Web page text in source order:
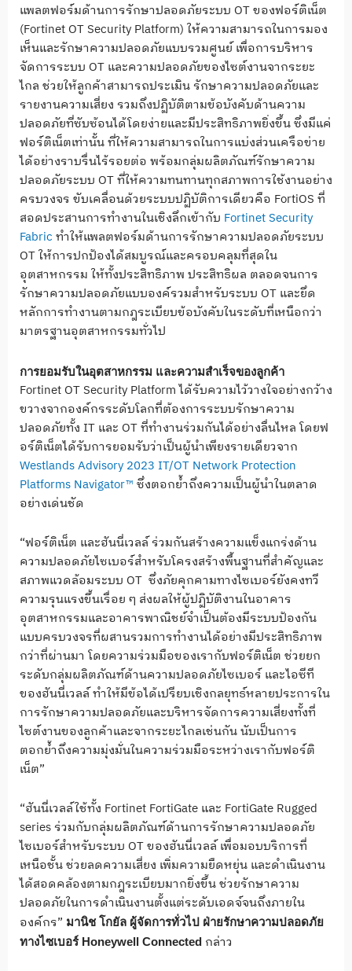
แพลตฟอร์มด้านการรักษาปลอดภัยระบบ OT ของฟอร์ติเน็ต
(Fortinet OT Security Platform) ให้ความสามารถในการมอง
เห็นและรักษาความปลอดภัยแบบรวมศูนย์ เพื่อการบริหาร
จัดการระบบ OT และความปลอดภัยของไซต์งานจากระยะ
ไกล ช่วยให้ลูกค้าสามารถประเมิน รักษาความปลอดภัยและ
รายงานความเสี่ยง รวมถึงปฏิบัติตามข้อบังคับด้านความ
ปลอดภัยที่ซับซ้อนได้โดยง่ายและมีประสิทธิภาพยิ่งขึ้น ซึ่งมีแค่
ฟอร์ติเน็ตเท่านั้น ที่ให้ความสามารถในการแบ่งส่วนเครือข่าย
ได้อย่างราบรื่นไร้รอยต่อ พร้อมกลุ่มผลิตภัณฑ์รักษาความ
ปลอดภัยระบบ OT ที่ให้ความทนทานทุกสภาพการใช้งานอย่าง
ครบวงจร ขับเคลื่อนด้วยระบบปฏิบัติการเดียวคือ FortiOS ที่
สอดประสานการทำงานในเชิงลึกเข้ากับ Fortinet Security
Fabric ทำให้แพลตฟอร์มด้านการรักษาความปลอดภัยระบบ
OT ให้การปกป้องได้สมบูรณ์และครอบคลุมที่สุดใน
อุตสาหกรรม ให้ทั้งประสิทธิภาพ ประสิทธิผล ตลอดจนการ
รักษาความปลอดภัยแบบองค์รวมสำหรับระบบ OT และยึด
หลักการทำงานตามกฎระเบียบข้อบังคับในระดับที่เหนือกว่า
มาตรฐานอุตสาหกรรมทั่วไป
การยอมรับในอุตสาหกรรม และความสำเร็จของลูกค้า
Fortinet OT Security Platform ได้รับความไว้วางใจอย่างกว้าง
ขวางจากองค์กรระดับโลกที่ต้องการระบบรักษาความ
ปลอดภัยทั้ง IT และ OT ที่ทำงานร่วมกันได้อย่างลื่นไหล โดยฟ
อร์ติเน็ตได้รับการยอมรับว่าเป็นผู้นำเพียงรายเดียวจาก
Westlands Advisory 2023 IT/OT Network Protection
Platforms Navigator™ ซึ่งตอกย้ำถึงความเป็นผู้นำในตลาด
อย่างเด่นชัด
“ฟอร์ติเน็ต และฮันนี่เวลล์ ร่วมกันสร้างความแข็งแกร่งด้าน
ความปลอดภัยไซเบอร์สำหรับโครงสร้างพื้นฐานที่สำคัญและ
สภาพแวดล้อมระบบ OT ซึ่งภัยคุกคามทางไซเบอร์ยังคงทวี
ความรุนแรงขึ้นเรื่อย ๆ ส่งผลให้ผู้ปฏิบัติงานในอาคาร
อุตสาหกรรมและอาคารพาณิชย์จำเป็นต้องมีระบบป้องกัน
แบบครบวงจรที่ผสานรวมการทำงานได้อย่างมีประสิทธิภาพ
กว่าที่ผ่านมา โดยความร่วมมือของเรากับฟอร์ติเน็ต ช่วยยก
ระดับกลุ่มผลิตภัณฑ์ด้านความปลอดภัยไซเบอร์ และไอซีที
ของฮันนี่เวลล์ ทำให้มีข้อได้เปรียบเชิงกลยุทธ์หลายประการใน
การรักษาความปลอดภัยและบริหารจัดการความเสี่ยงทั้งที่
ไซต์งานของลูกค้าและจากระยะไกลเช่นกัน นับเป็นการ
ตอกย้ำถึงความมุ่งมั่นในความร่วมมือระหว่างเรากับฟอร์ติ
เน็ต”
“ฮันนี่เวลล์ใช้ทั้ง Fortinet FortiGate และ FortiGate Rugged
series ร่วมกับกลุ่มผลิตภัณฑ์ด้านการรักษาความปลอดภัย
ไซเบอร์สำหรับระบบ OT ของฮันนี่เวลล์ เพื่อมอบบริการที่
เหนือชั้น ช่วยลดความเสี่ยง เพิ่มความยืดหยุ่น และดำเนินงาน
ได้สอดคล้องตามกฎระเบียบมากยิ่งขึ้น ช่วยรักษาความ
ปลอดภัยในการดำเนินงานตั้งแต่ระดับเอดจ์จนถึงภายใน
องค์กร” มานิช โกยัล ผู้จัดการทั่วไป ฝ่ายรักษาความปลอดภัย
ทางไซเบอร์ Honeywell Connected กล่าว